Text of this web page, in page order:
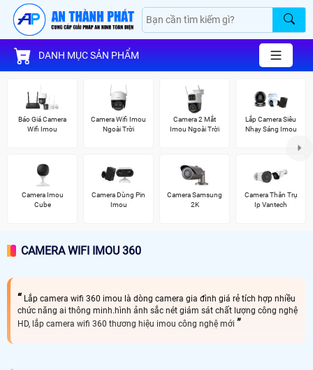
DANH MỤC SẢN PHẨM
Báo Giá Camera
Wifi Imou
Camera Wifi Imou
Ngoài Trời
Camera 2 Mắt
Imou Ngoài Trời
Lắp Camera Siêu
Nhạy Sáng Imou
Camera Imou
Cube
Camera Dùng Pin
Imou
Camera Samsung
2K
Camera Thân Trụ
Ip Vantech
CAMERA WIFI IMOU 360
Lắp camera wifi 360 imou là dòng camera gia đình giá rẻ tích hợp nhiều
chức năng ai thông minh.hình ảnh sắc nét giám sát chất lượng công nghệ
HD, lắp camera wifi 360 thương hiệu imou công nghệ mới